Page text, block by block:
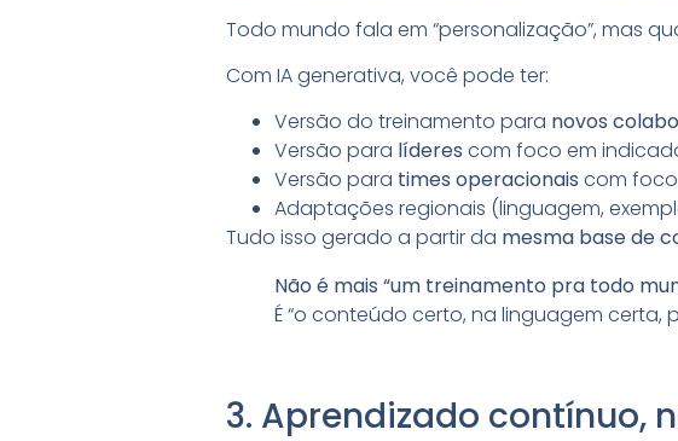
Todo mundo fala em “personalização”, mas
Com IA generativa, você pode ter:
Versão do treinamento para novos
Versão para líderes com foco em
Versão para times operacionais com
Adaptações regionais (linguagem,
Tudo isso gerado a partir da mesma base de
Não é mais “um treinamento pra todo
É “o conteúdo certo, na linguagem
3. Aprendizado contínuo,